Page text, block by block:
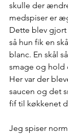
skulle der
medspiser er
Dette blev
så hun fik en
blanc. En skål
smage og hold
Her var der
saucen og det
fif til køkkenet
Jeg spiser